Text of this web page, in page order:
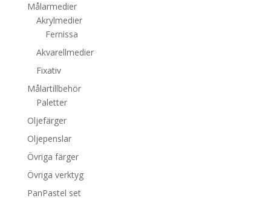
Målarmedier
Akrylmedier
Fernissa
Akvarellmedier
Fixativ
Målartillbehör
Paletter
Oljefärger
Oljepenslar
Övriga färger
Övriga verktyg
PanPastel set